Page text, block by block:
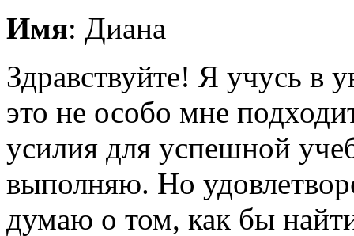
Имя: Диана
Здравствуйте! Я учусь в
это не особо мне
усилия для успешной
выполняю. Но
думаю о том, как бы